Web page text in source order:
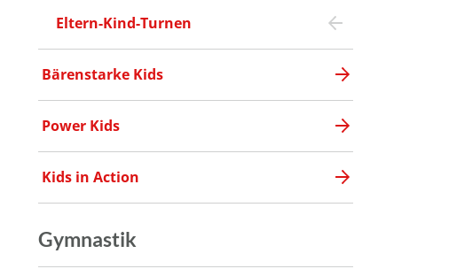
Eltern-Kind-Turnen
Bärenstarke Kids
Power Kids
Kids in Action
Gymnastik